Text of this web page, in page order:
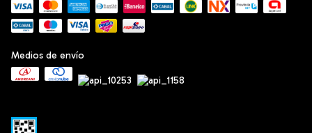
Medios de envío